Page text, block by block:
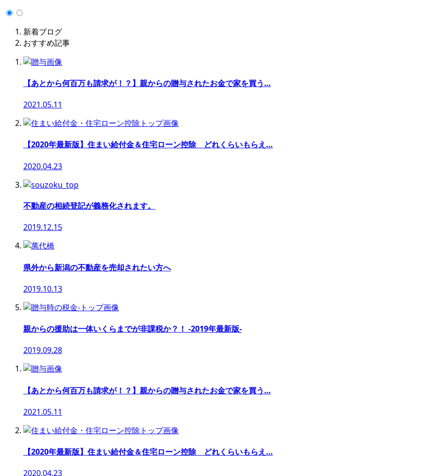
新着ブログ
おすすめ記事
【あとから何百万も請求が！？】親からの贈与されたお金で家を買う…
2021.05.11
【2020年最新版】住まい給付金＆住宅ローン控除 どれくらいもらえ…
2020.04.23
不動産の相続登記が義務化されます。
2019.12.15
県外から新潟の不動産を売却されたい方へ
2019.10.13
親からの援助は一体いくらまでが非課税か？！ -2019年最新版-
2019.09.28
【あとから何百万も請求が！？】親からの贈与されたお金で家を買う…
2021.05.11
【2020年最新版】住まい給付金＆住宅ローン控除 どれくらいもらえ…
2020.04.23